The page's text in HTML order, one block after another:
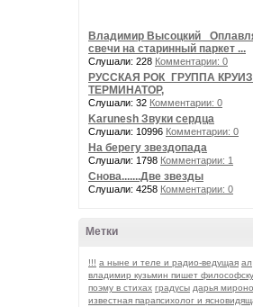
Владимир Высоцкий_
свечи на старинный паркет ...
Слушали: 228 Комментарии: 0
РУССКАЯ РОК_ГРУППА
ТЕРМИНАТОР,
Слушали: 32 Комментарии: 0
Karunesh Звуки сердца
Слушали: 10996 Комментарии: 0
На берегу звездопада
Слушали: 1798 Комментарии: 1
Снова.......Две звезды
Слушали: 4258 Комментарии: 0
Метки
!!! а ныне и теле и радио-ведущая ал
владимир кузьмин пишет
поэму в стихах градусы дарья
известная парапсихолог и